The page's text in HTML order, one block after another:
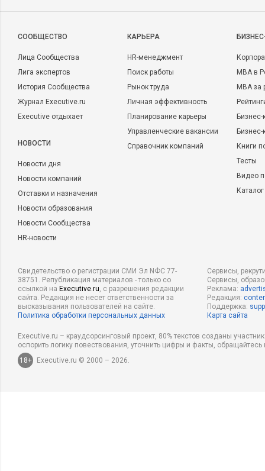
CООБЩЕСТВО
Лица Сообщества
Лига экспертов
История Сообщества
Журнал Executive.ru
Executive отдыхает
НОВОСТИ
Новости дня
Новости компаний
Отставки и назначения
Новости образования
Новости Сообщества
HR-новости
КАРЬЕРА
HR-менеджмент
Поиск работы
Рынок труда
Личная эффективность
Планирование карьеры
Управленческие вакансии
Справочник компаний
MBA в
MBA
Бизнес-
Книги
Тесты
Видео
Свидетельство о регистрации СМИ Эл NФС 77-
38751. Републикация материалов - только со
ссылкой на Executive.ru, с разрешения редакции
сайта. Редакция не несет ответственности за
высказывания пользователей на сайте.
Политика обработки персональных данных
Сервисы,
Сервисы,
Реклама:
Редакция:
Поддержка:
Карта сайта
Executive.ru – краудсорсинговый проект, 80% текстов созданы
оспорить логику повествования, уточнить цифры и факты,
18+
Executive.ru © 2000 – 2026.